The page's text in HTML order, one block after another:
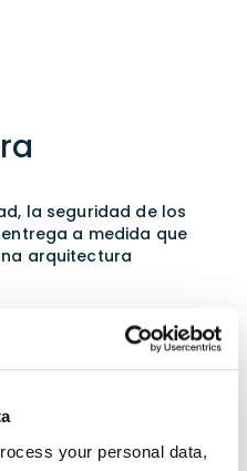
your personal data,
la seguridad de los
a medida que
arquitectura
técnica